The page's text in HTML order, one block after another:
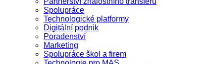
Spolupráce
Technologické platformy
Digitální podnik
Poradenství
Marketing
Spolupráce škol a firem